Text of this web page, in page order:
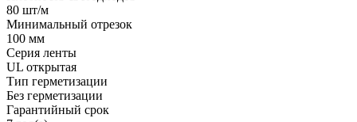
80 шт/м
Минимальный отрезок
100 мм
Серия ленты
UL открытая
Тип герметизации
Без герметизации
Гарантийный срок